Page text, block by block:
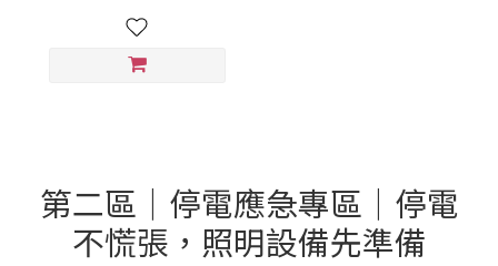
第二區｜停電應急專區｜停電
不慌張，照明設備先準備